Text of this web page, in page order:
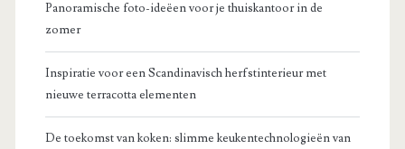
Panoramische foto-ideëen voor je thuiskantoor in de
zomer
Inspiratie voor een Scandinavisch herfstinterieur met
nieuwe terracotta elementen
De toekomst van koken: slimme keukentechnologieën van